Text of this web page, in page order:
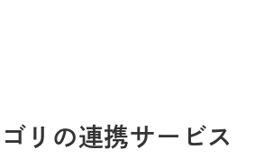
リの連携サービス